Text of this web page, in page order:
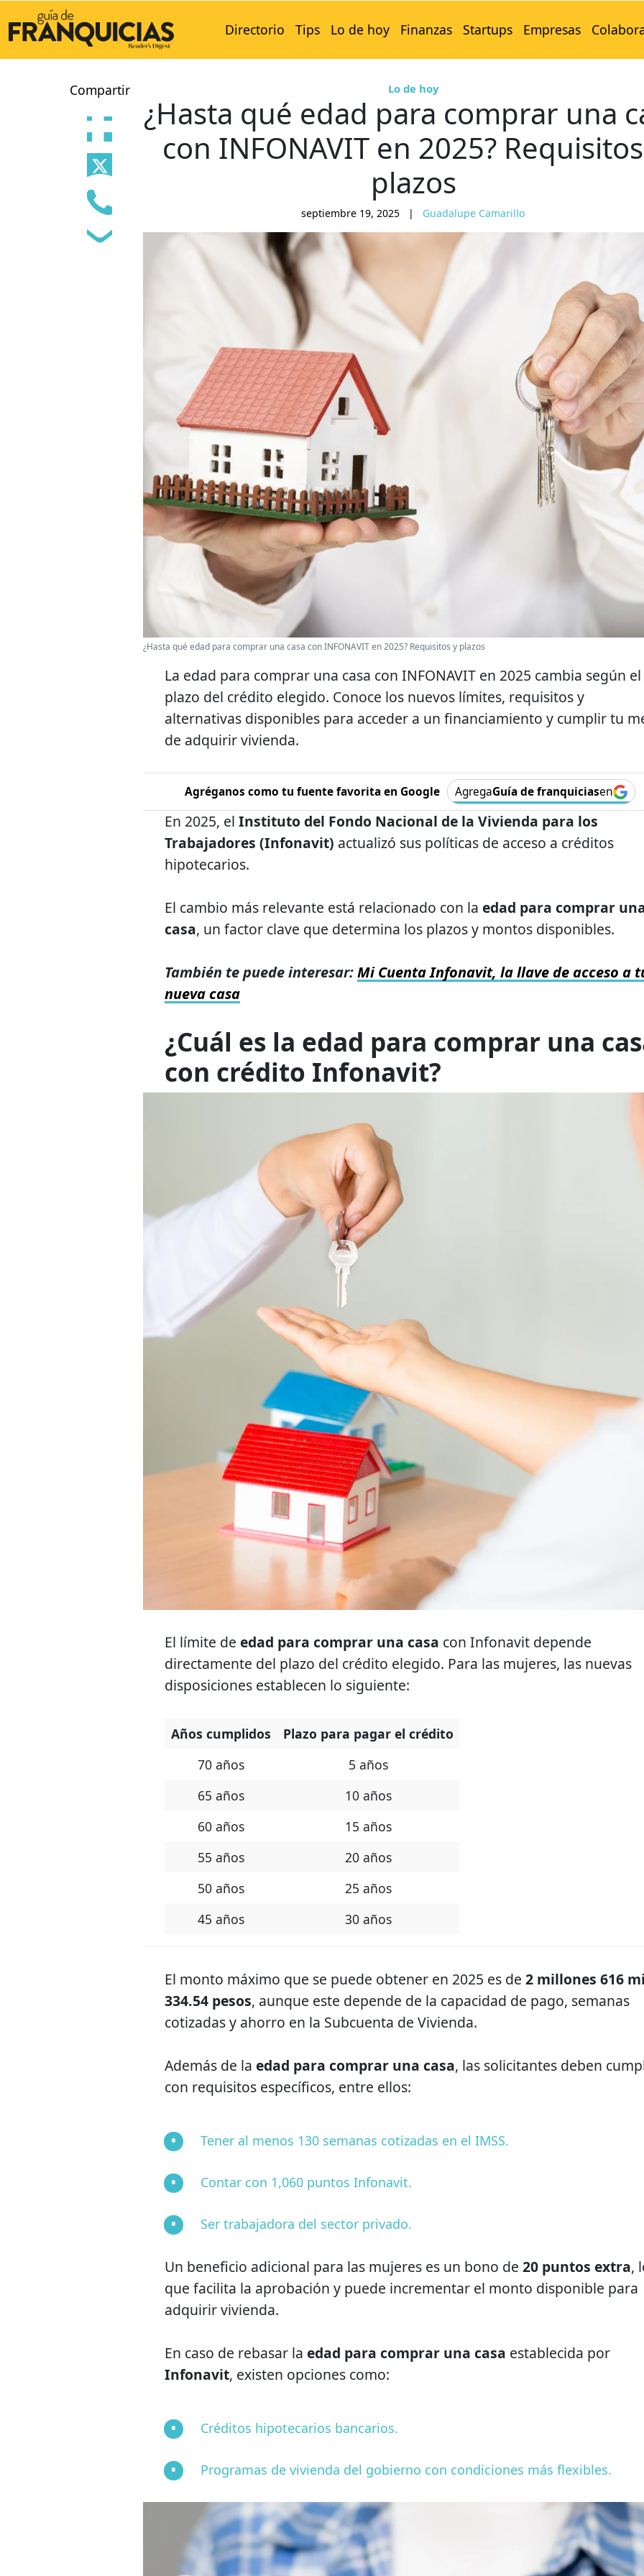
Directorio Tips Lo de hoy Finanzas Startups Empresas
Compartir Lo de hoy
¿Hasta qué edad para comprar una
con INFONAVIT en 2025?
plazos
septiembre 19, 2025 | Guadalupe Camarillo
¿Hasta qué edad para comprar una casa con INFONAVIT en 2025? Requisitos y plazos
La edad para comprar una casa con INFONAVIT en 2025 cambia según el
plazo del crédito elegido. Conoce los nuevos límites, requisitos y
alternativas disponibles para acceder a un financiamiento y cumplir tu
de adquirir vivienda.
Agréganos como tu fuente favorita en Google AgregaGuía de franquiciasen
En 2025, el Instituto del Fondo Nacional de la Vivienda para los
Trabajadores (Infonavit) actualizó sus políticas de acceso a créditos
hipotecarios.
El cambio más relevante está relacionado con la edad para comprar
casa, un factor clave que determina los plazos y montos disponibles.
También te puede interesar:Mi Cuenta Infonavit, la llave de acceso a
nueva casa
¿Cuál es la edad para comprar una
con crédito Infonavit?
El límite de edad para comprar una casa con Infonavit depende
directamente del plazo del crédito elegido. Para las mujeres, las nuevas
disposiciones establecen lo siguiente:
Años cumplidos
Plazo para pagar el crédito
70 años
5 años
65 años
10 años
60 años
15 años
55 años
20 años
50 años
25 años
45 años
30 años
El monto máximo que se puede obtener en 2025 es de 2 millones 616
334.54 pesos, aunque este depende de la capacidad de pago, semanas
cotizadas y ahorro en la Subcuenta de Vivienda.
Además de la edad para comprar una casa, las solicitantes deben
con requisitos específicos, entre ellos:
Tener al menos 130 semanas cotizadas en el IMSS.
Contar con 1,060 puntos Infonavit.
Ser trabajadora del sector privado.
Un beneficio adicional para las mujeres es un bono de 20 puntos extra,
que facilita la aprobación y puede incrementar el monto disponible para
adquirir vivienda.
En caso de rebasar la edad para comprar una casa establecida por
Infonavit, existen opciones como:
Créditos hipotecarios bancarios.
Programas de vivienda del gobierno con condiciones más flexibles.